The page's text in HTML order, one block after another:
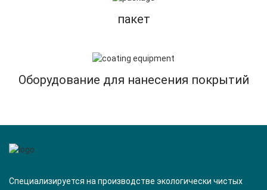
пакет
Оборудование для нанесения покрытий
Специализируется на производстве экологически чистых